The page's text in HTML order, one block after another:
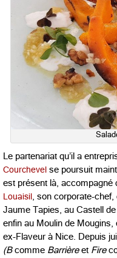
Le partenariat qu’il a
Courchevel se poursuit
est présent là, accompagné
Louaisil, son corporate-chef,
Jaume Tapies, au Castell
enfin au Moulin de
ex-Flaveur à Nice. Depuis
(Bcomme Barrièreet Fire